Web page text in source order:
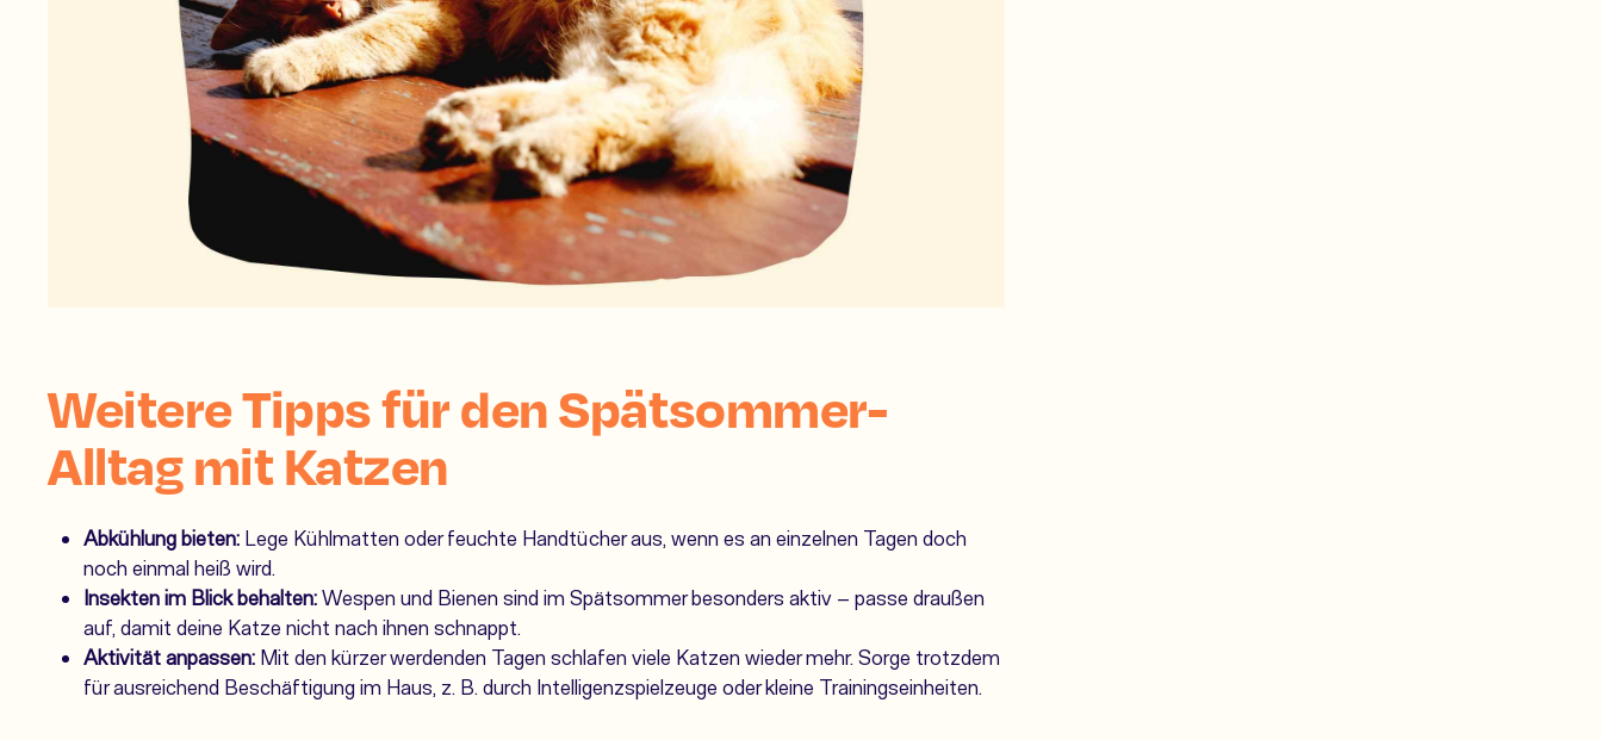
Weitere Tipps für den Spätsommer-
Alltag mit Katzen
Abkühlung bieten: Lege Kühlmatten oder feuchte Handtücher aus, wenn es an einzelnen Tagen doch
noch einmal heiß wird.
Insekten im Blick behalten: Wespen und Bienen sind im Spätsommer besonders aktiv – passe draußen
auf, damit deine Katze nicht nach ihnen schnappt.
Aktivität anpassen: Mit den kürzer werdenden Tagen schlafen viele Katzen wieder mehr. Sorge trotzdem
für ausreichend Beschäftigung im Haus, z. B. durch Intelligenzspielzeuge oder kleine Trainingseinheiten.